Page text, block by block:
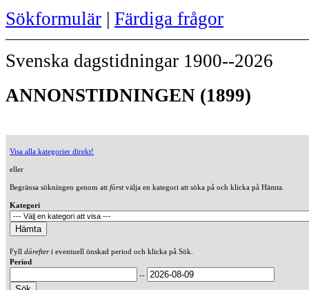
Sökformulär | Färdiga frågor
Svenska dagstidningar 1900--2026
ANNONSTIDNINGEN (1899)
Visa alla kategorier direkt!
eller
Begränsa sökningen genom att förstvälja en kategori att söka på och klicka på Hämta.
Kategori
Fyll därefteri eventuell önskad period och klicka på Sök.
Period
--